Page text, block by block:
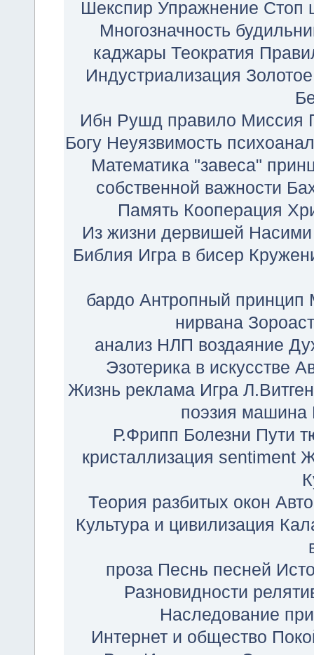
Шекспир Упражнение Стоп
Многозначность
каджары Теократия
Индустриализация
Ибн Рушд правило Миссия
Богу Неуязвимость
Математика "завеса"
собственной важности
Память Кооперация
Из жизни дервишей Насими
Библия Игра в бисер
бардо Антропный принцип
нирвана
анализ НЛП воздаяние
Эзотерика в искусстве
Жизнь реклама Игра
поэзия машина
Р.Фрипп Болезни Пути
кристаллизация sentiment
Теория разбитых окон
Культура и цивилизация
проза Песнь песней
Разновидности
Наследование
Интернет и общество